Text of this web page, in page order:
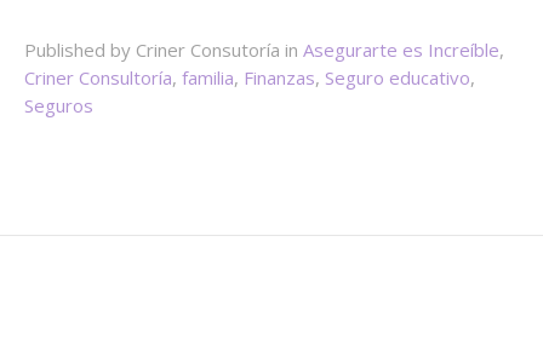
Published by Criner Consutoría in Asegurarte es Increíble,
Criner Consultoría, familia, Finanzas, Seguro educativo,
Seguros